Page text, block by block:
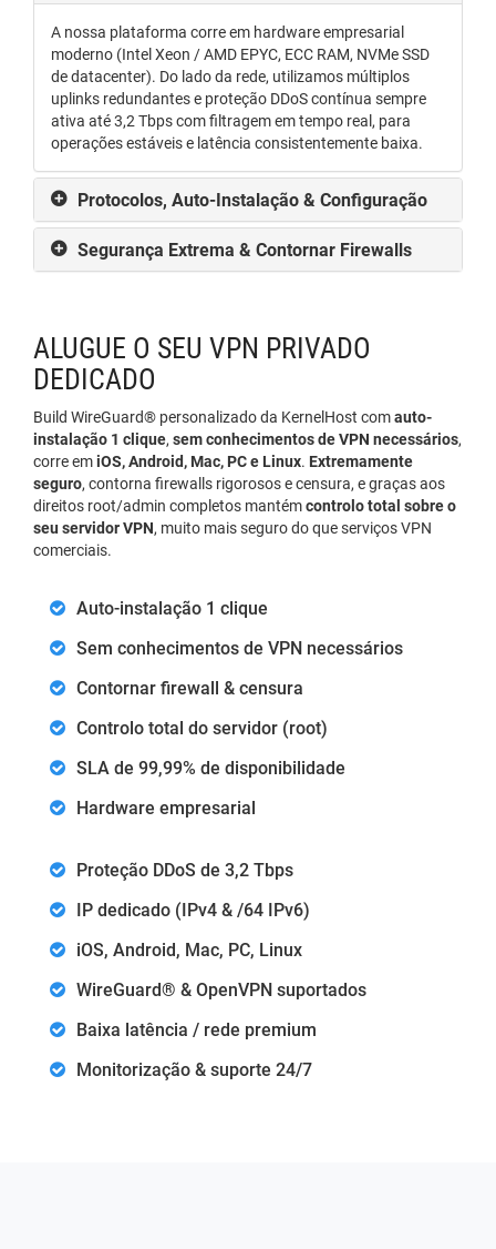
A nossa plataforma corre em hardware empresarial
moderno (Intel Xeon / AMD EPYC, ECC RAM, NVMe SSD
de datacenter). Do lado da rede, utilizamos múltiplos
uplinks redundantes e proteção DDoS contínua sempre
ativa até 3,2 Tbps com filtragem em tempo real, para
operações estáveis e latência consistentemente baixa.
Protocolos, Auto-Instalação & Configuração
Segurança Extrema & Contornar Firewalls
ALUGUE O SEU VPN PRIVADO
DEDICADO
Build WireGuard® personalizado da KernelHost comauto-
instalação 1 clique, sem conhecimentos de VPN necessários,
corre emiOS, Android, Mac, PC e Linux. Extremamente
seguro, contorna firewalls rigorosos e censura, e graças aos
direitos root/admin completos mantémcontrolo total sobre o
seu servidor VPN, muito mais seguro do que serviços VPN
comerciais.
Auto-instalação 1 clique
Sem conhecimentos de VPN necessários
Contornar firewall & censura
Controlo total do servidor (root)
SLA de 99,99% de disponibilidade
Hardware empresarial
Proteção DDoS de 3,2 Tbps
IP dedicado (IPv4 & /64 IPv6)
iOS, Android, Mac, PC, Linux
WireGuard® & OpenVPN suportados
Baixa latência / rede premium
Monitorização & suporte 24/7